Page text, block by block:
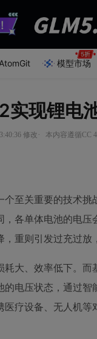
AtomGit 模型市场
现锂电
修改 · 本内容遵循CC
至关重要的技术
各单体电池的电
重则引发过充过
耗大、效率低下。
电压状态，通过
疗设备、无人机